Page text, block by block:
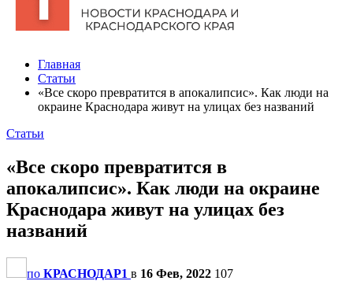
Главная
Статьи
«Все скоро превратится в апокалипсис». Как люди на
окраине Краснодара живут на улицах без названий
Статьи
«Все скоро превратится в
апокалипсис». Как люди на окраине
Краснодара живут на улицах без
названий
по КРАСНОДАР1 в 16 Фев, 2022 107